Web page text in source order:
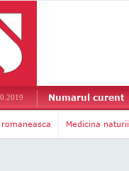
Numarul curent
Medicina naturii